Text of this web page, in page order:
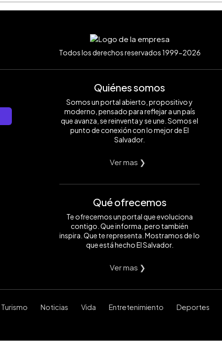
Todos los derechos reservados 1999-2026
Quiénes somos
Somos un portal abierto, propositivo y
moderno, pensado para reflejar a un país
que avanza, se reinventa y se une. Somos el
punto de conexión con lo mejor de El
Salvador.
Ver mas ❯
Qué ofrecemos
Te ofrecemos un portal que evoluciona
contigo. Que informa, pero también
inspira. Que te representa. Mostramos de lo
que está hecho El Salvador.
Ver mas ❯
Turismo Noticias Vida Entretenimiento Deportes